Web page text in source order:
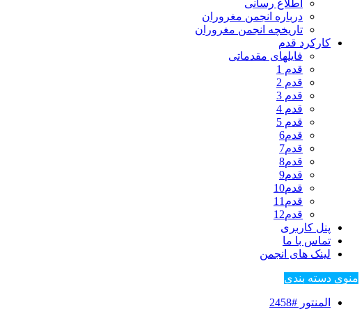
اطلاع رسانی
درباره انجمن مغروران
تاریخچه انجمن مغروران
کارکرد قدم
فایلهای مقدماتی
قدم 1
قدم 2
قدم 3
قدم 4
قدم 5
قدم6
قدم7
قدم8
قدم9
قدم10
قدم11
قدم12
پنل کاربری
تماس با ما
لینک های انجمن
منوی دسته بندی
المنتور #2458